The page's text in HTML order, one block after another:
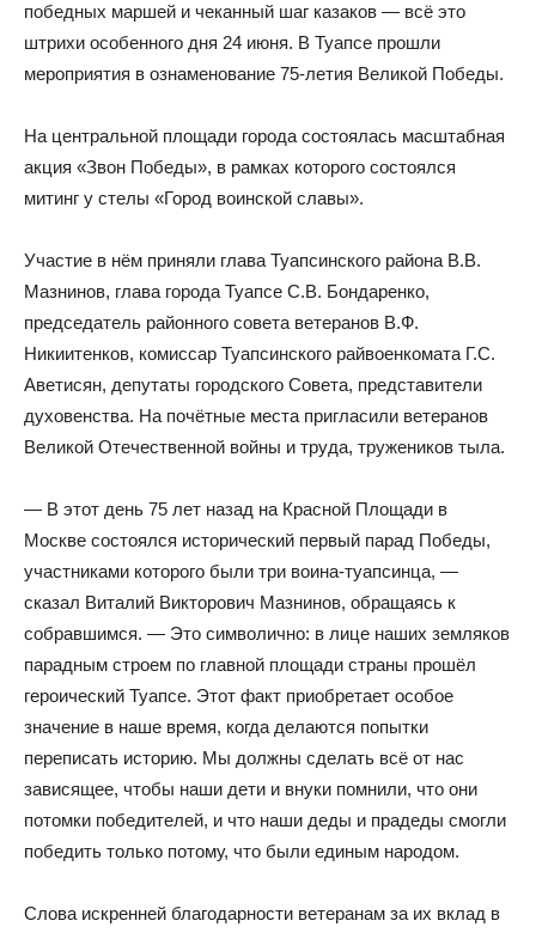
победных маршей и чеканный шаг казаков — всё это
штрихи особенного дня 24 июня. В Туапсе прошли
мероприятия в ознаменование 75-летия Великой Победы.
На центральной площади города состоялась масштабная
акция «Звон Победы», в рамках которого состоялся
митинг у стелы «Город воинской славы».
Участие в нём приняли глава Туапсинского района В.В.
Мазнинов, глава города Туапсе С.В. Бондаренко,
председатель районного совета ветеранов В.Ф.
Никиитенков, комиссар Туапсинского райвоенкомата Г.С.
Аветисян, депутаты городского Совета, представители
духовенства. На почётные места пригласили ветеранов
Великой Отечественной войны и труда, тружеников тыла.
— В этот день 75 лет назад на Красной Площади в
Москве состоялся исторический первый парад Победы,
участниками которого были три воина-туапсинца, —
сказал Виталий Викторович Мазнинов, обращаясь к
собравшимся. — Это символично: в лице наших земляков
парадным строем по главной площади страны прошёл
героический Туапсе. Этот факт приобретает особое
значение в наше время, когда делаются попытки
переписать историю. Мы должны сделать всё от нас
зависящее, чтобы наши дети и внуки помнили, что они
потомки победителей, и что наши деды и прадеды смогли
победить только потому, что были единым народом.
Слова искренней благодарности ветеранам за их вклад в